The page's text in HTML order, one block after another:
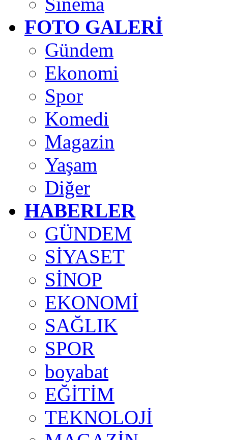
FOTO GALERİ
Gündem
Ekonomi
Spor
Komedi
Magazin
Yaşam
Diğer
HABERLER
GÜNDEM
SİYASET
SİNOP
EKONOMİ
SAĞLIK
SPOR
boyabat
EĞİTİM
TEKNOLOJİ